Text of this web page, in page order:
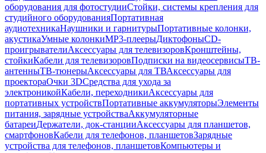
оборудования для фотостудииСтойки, системы крепления для
студийного оборудованияПортативная
аудиотехникаНаушники и гарнитурыПортативные колонки,
акустикаУмные колонкиMP3-плеерыДиктофоныCD-
проигрывателиАксессуары для телевизоровКронштейны,
стойкиКабели для телевизоровПодписки на видеосервисыТВ-
антенныТВ-тюнерыАксессуары для ТВАксессуары для
проектораОчки 3DСредства для ухода за
электроникойКабели, переходникиАксессуары для
портативных устройствПортативные аккумуляторыЭлементы
питания, зарядные устройстваАккумуляторные
батареиДержатели, док-станцииАксессуары для планшетов,
смартфоновКабели для телефонов, планшетовЗарядные
устройства для телефонов, планшетовКомпьютеры и